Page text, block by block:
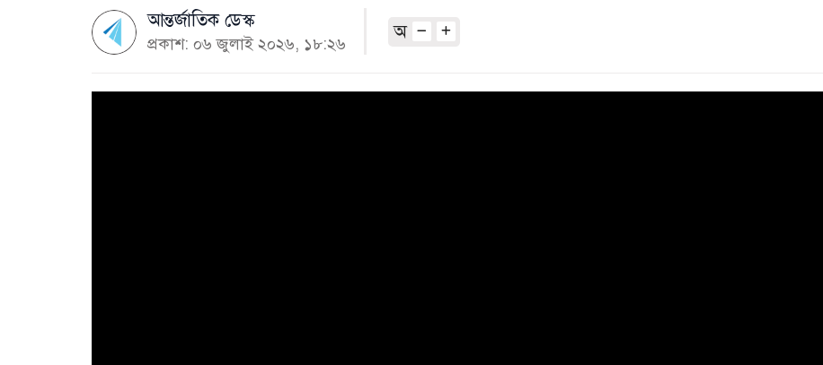
আন্তর্জাতিক ডেস্ক
প্রকাশ: ০৬ জুলাই ২০২৬, ১৮:২৬
অ